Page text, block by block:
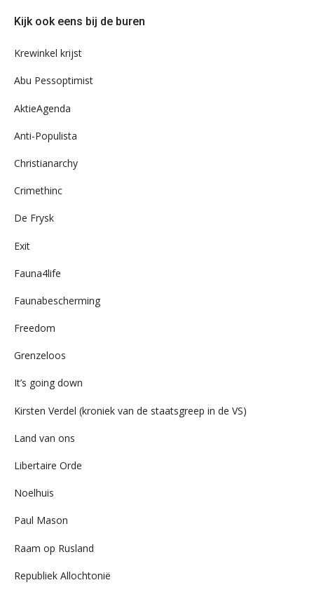
ons
Kijk ook eens bij de buren
Krewinkel krijst
Abu Pessoptimist
AktieAgenda
Anti-Populista
Christianarchy
Crimethinc
De Frysk
Exit
Fauna4life
Faunabescherming
Freedom
Grenzeloos
It’s going down
Kirsten Verdel (kroniek van de staatsgreep in de VS)
Land van ons
Libertaire Orde
Noelhuis
Paul Mason
Raam op Rusland
Republiek Allochtonië